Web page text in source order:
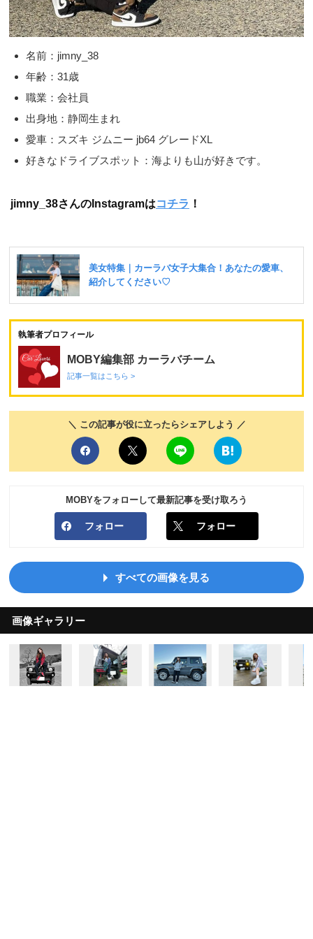
名前：jimny_38
年齢：31歳
職業：会社員
出身地：静岡生まれ
愛車：スズキ ジムニー jb64 グレードXL
好きなドライブスポット：海よりも山が好きです。
jimny_38さんのInstagramはコチラ ！
執筆者プロフィール
MOBY編集部 カーラバチーム
記事一覧はこちら >
＼ この記事が役に立ったらシェアしよう ／
MOBYをフォローして最新記事を受け取ろう
フォロー フォロー
すべての画像を見る
画像ギャラリー